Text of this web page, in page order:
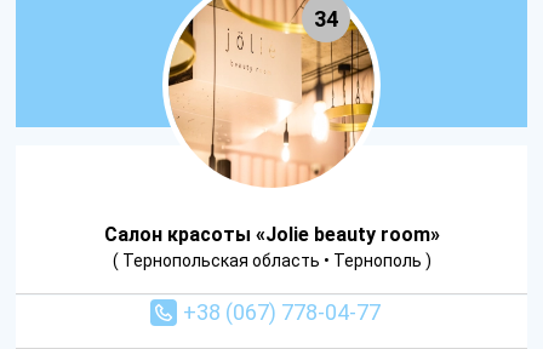
34
Салон красоты «Jolie beauty room»
( Тернопольская область • Тернополь )
+38 (067) 778-04-77